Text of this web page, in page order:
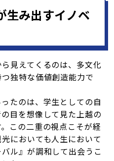
生み出すイノベ
見えてくるのは、多文化
独特な価値創造能力で
たのは、学生としての自
目を想像して見た上越の
この二重の視点こそが経
においても人生において
ル』が調和して出会うこ